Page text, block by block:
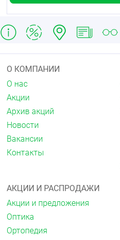
О КОМПАНИИ
О нас
Акции
Архив акций
Новости
Вакансии
Контакты
АКЦИИ И РАСПРОДАЖИ
Акции и предложения
Оптика
Ортопедия